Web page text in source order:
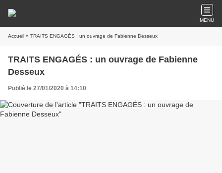
MENU
Accueil » TRAITS ENGAGÉS : un ouvrage de Fabienne Desseux
TRAITS ENGAGÉS : un ouvrage de Fabienne
Desseux
Publié le 27/01/2020 à 14:10